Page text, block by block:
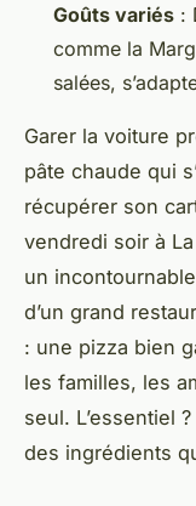
Goûts variés :
comme la
salées,
Garer la voiture
pâte chaude qui
récupérer son
vendredi soir à
un
d’un grand
: une pizza bien
les familles, les
seul. L’essentiel
des ingrédients